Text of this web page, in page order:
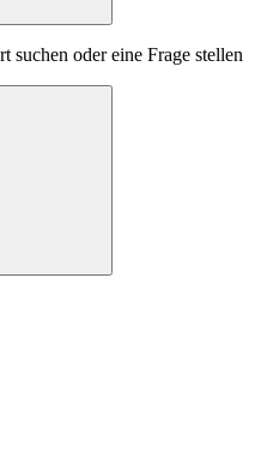
suchen oder eine Frage stellen